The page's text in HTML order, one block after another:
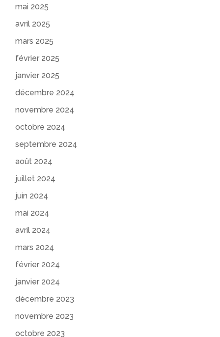
mai 2025
avril 2025
mars 2025
février 2025
janvier 2025
décembre 2024
novembre 2024
octobre 2024
septembre 2024
août 2024
juillet 2024
juin 2024
mai 2024
avril 2024
mars 2024
février 2024
janvier 2024
décembre 2023
novembre 2023
octobre 2023